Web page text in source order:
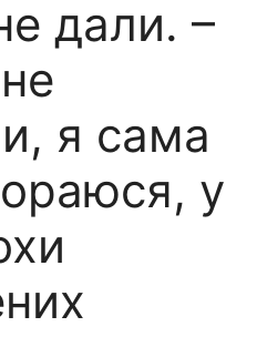
дали. –
я сама
у